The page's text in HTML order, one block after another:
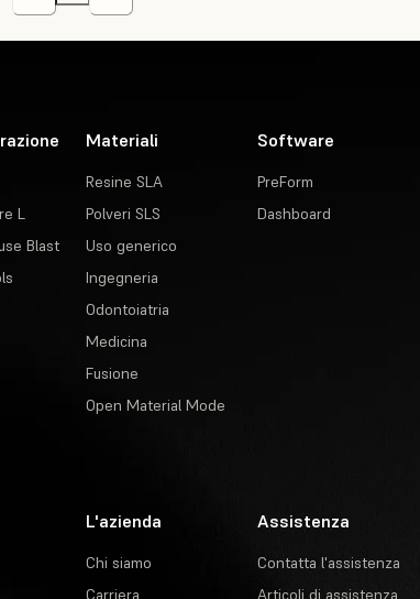
L
Blast
Materiali
Resine SLA
Polveri SLS
Uso generico
Ingegneria
Odontoiatria
Medicina
Fusione
Open Material Mode
Software
PreForm
Dashboard
L'azienda
Chi siamo
Carriera
Assistenza
Contatta l'assistenza
Articoli di assistenza